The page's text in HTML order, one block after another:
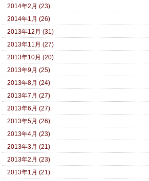
2014年2月 (23)
2014年1月 (26)
2013年12月 (31)
2013年11月 (27)
2013年10月 (20)
2013年9月 (25)
2013年8月 (24)
2013年7月 (27)
2013年6月 (27)
2013年5月 (26)
2013年4月 (23)
2013年3月 (21)
2013年2月 (23)
2013年1月 (21)